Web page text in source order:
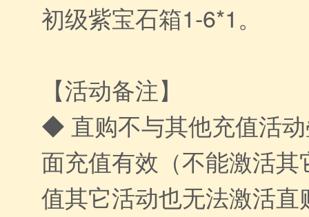
初级紫宝石箱1-6*1。
【活动备注】
◆ 直购不与其他充值活
面充值有效（不能激活
值其它活动也无法激活直